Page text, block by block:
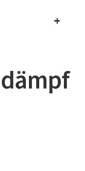
+